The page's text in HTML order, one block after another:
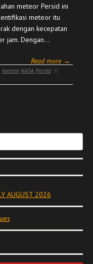
meteor Persid ini
meteor itu
dengan kecepatan
jam. Dengan…
Read more →
meteor, NASA, Persid //
AUGUST 2026